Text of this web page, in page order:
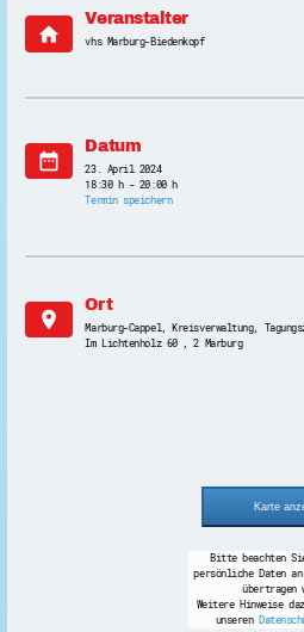
home
Veranstalter
vhs Marburg-Biedenkopf
date_range
Datum
23. April 2024
18:30 h - 20:00 h
Termin speichern
location_on
Ort
Marburg-Cappel, Kreisverwaltung,
Im Lichtenholz 60 , 2 Marburg
Bitte beachten
persönliche Daten an
übertragen
Weitere Hinweise
unseren